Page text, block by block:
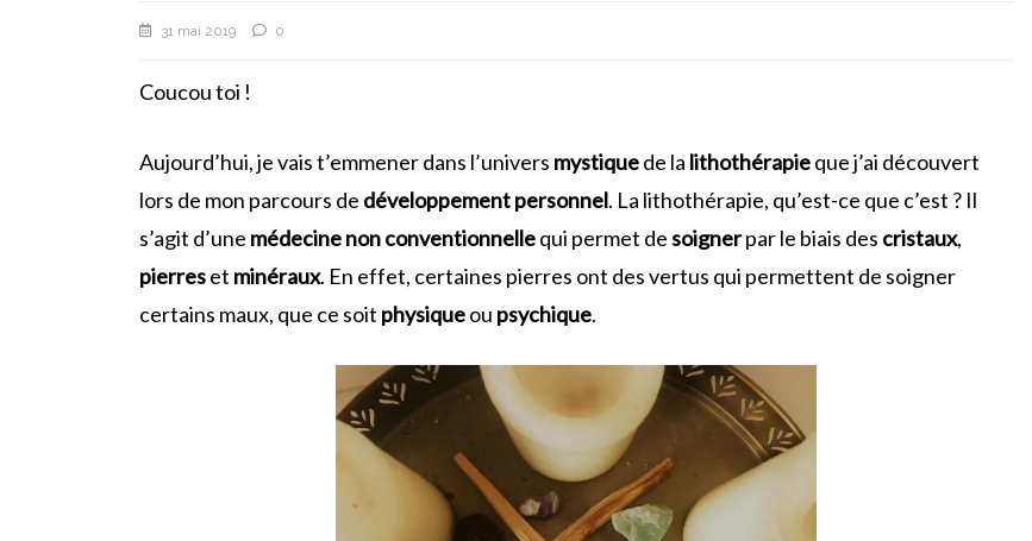
31 mai 2019 0
Coucou toi !
Aujourd’hui, je vais t’emmener dans l’univers mystiquede la lithothérapieque j’ai découvert
lors de mon parcours de développement personnel. La lithothérapie, qu’est-ce que c’est ? Il
s’agit d’une médecine non conventionnellequi permet desoignerpar le biais des cristaux,
pierreset minéraux. En effet, certaines pierres ont des vertus qui permettent de soigner
certains maux, que ce soit physiqueou psychique.